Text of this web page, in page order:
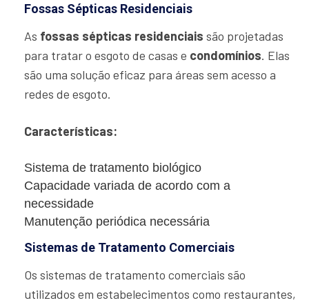
Fossas Sépticas Residenciais
As fossas sépticas residenciais são projetadas
para tratar o esgoto de casas e condomínios. Elas
são uma solução eficaz para áreas sem acesso a
redes de esgoto.
Características:
Sistema de tratamento biológico
Capacidade variada de acordo com a
necessidade
Manutenção periódica necessária
Sistemas de Tratamento Comerciais
Os sistemas de tratamento comerciais são
utilizados em estabelecimentos como restaurantes,